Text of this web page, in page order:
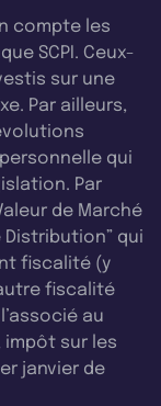
compte les
SCPI. Ceux-
sur une
Par ailleurs,
qui
Par
de Marché
Distribution” qui
fiscalité (y
fiscalité
au
sur les
janvier de